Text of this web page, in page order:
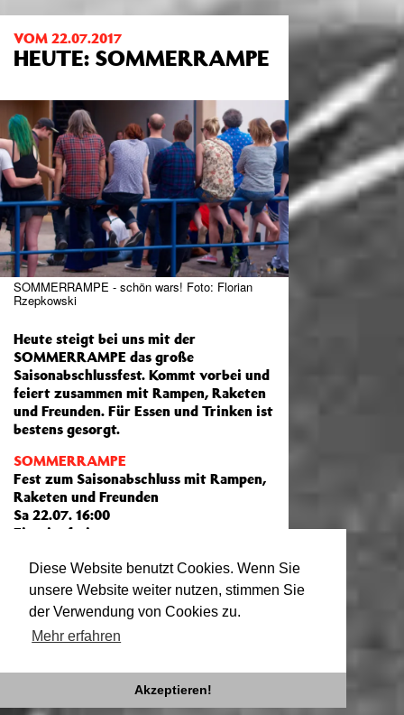
Diese Website benutzt Cookies. Wenn Sie
unsere Website weiter nutzen, stimmen Sie
der Verwendung von Cookies zu.
Mehr erfahren
Akzeptieren!
VOM 22.07.2017
HEUTE: SOMMERRAMPE
SOMMERRAMPE - schön wars! Foto: Florian
Rzepkowski
Heute steigt bei uns mit der
SOMMERRAMPE das große
Saisonabschlussfest. Kommt vorbei und
feiert zusammen mit Rampen, Raketen
und Freunden. Für Essen und Trinken ist
bestens gesorgt.
SOMMERRAMPE
Fest zum Saisonabschluss mit Rampen,
Raketen und Freunden
Sa 22.07. 16:00
Eintritt frei
Bis gleich in der Rampe!
ÄLTERE EINTRÄGE